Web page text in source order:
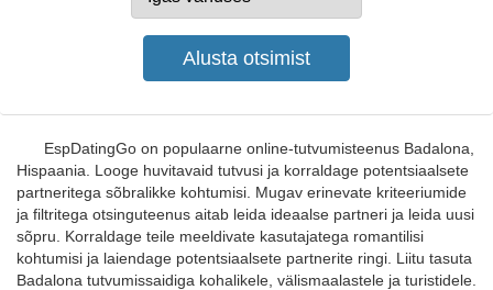
EspDatingGo on populaarne online-tutvumisteenus Badalona,
Hispaania. Looge huvitavaid tutvusi ja korraldage potentsiaalsete
partneritega sõbralikke kohtumisi. Mugav erinevate kriteeriumide
ja filtritega otsinguteenus aitab leida ideaalse partneri ja leida uusi
sõpru. Korraldage teile meeldivate kasutajatega romantilisi
kohtumisi ja laiendage potentsiaalsete partnerite ringi. Liitu tasuta
Badalona tutvumissaidiga kohalikele, välismaalastele ja turistidele.